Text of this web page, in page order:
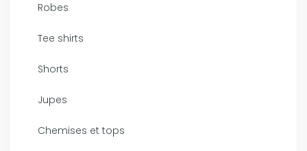
Robes
Tee shirts
Shorts
Jupes
Chemises et tops